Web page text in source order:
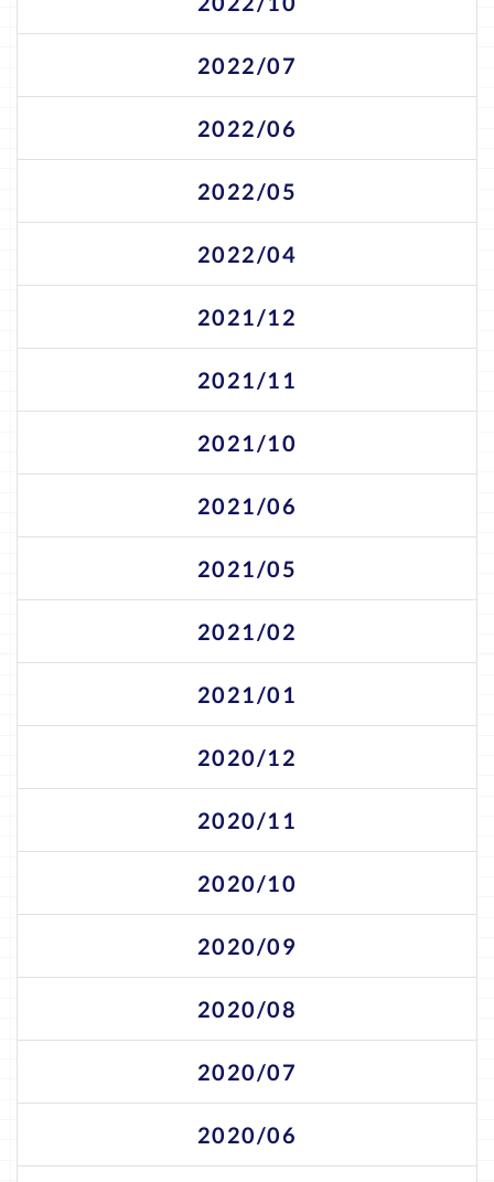
2022/07
2022/06
2022/05
2022/04
2021/12
2021/11
2021/10
2021/06
2021/05
2021/02
2021/01
2020/12
2020/11
2020/10
2020/09
2020/08
2020/07
2020/06